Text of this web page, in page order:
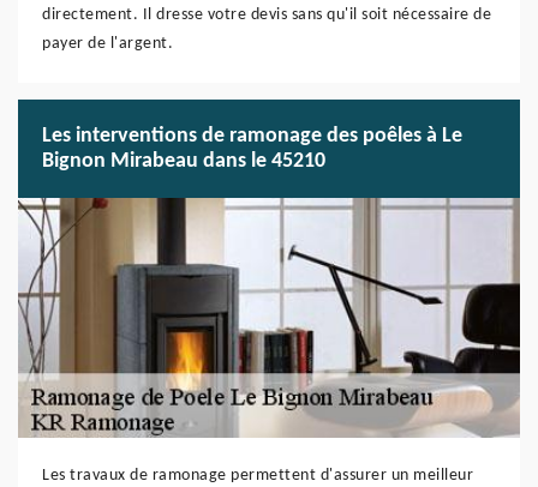
directement. Il dresse votre devis sans qu'il soit nécessaire de
payer de l'argent.
Les interventions de ramonage des poêles à Le
Bignon Mirabeau dans le 45210
Les travaux de ramonage permettent d'assurer un meilleur